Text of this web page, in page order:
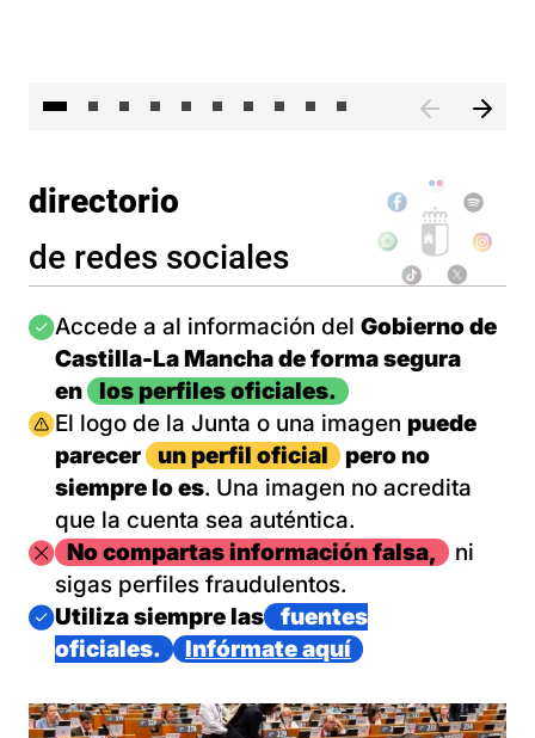
directorio
de redes sociales
Imagen
Accede a al información del Gobierno de
Castilla-La Mancha de forma segura
en
los perfiles oficiales.
Imagen
El logo de la Junta o una imagen puede
parecer
un perfil oficial
pero no
siempre lo es. Una imagen no acredita
que la cuenta sea auténtica.
ImagenNo compartas información falsa,
ni
sigas perfiles fraudulentos.
Imagen
Utiliza siempre las
fuentes
oficiales.
Infórmate aquí